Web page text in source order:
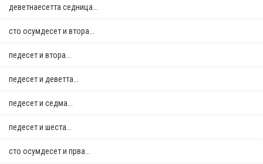
деветнаесетта седница...
сто осумдесет и втора...
педесет и втора...
педесет и деветта...
педесет и седма...
педесет и шеста...
сто осумдесет и прва...